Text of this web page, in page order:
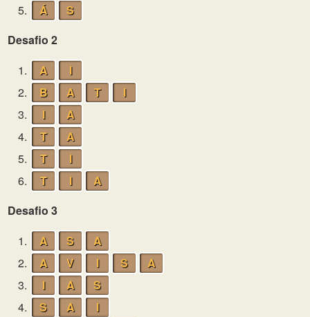
5.
Á
S
Desafio 2
1.
A
I
2.
B A T
I
3.
I
A
4.
T
A
5.
T
I
6.
T I
A
Desafio 3
1.
A S
A
2.
A V I S
A
3.
I A
S
4.
S A
I